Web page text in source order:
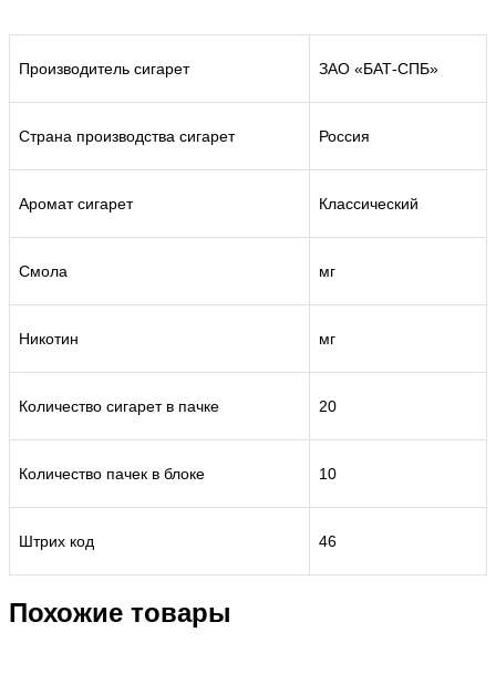
Производитель сигарет ЗАО «БАТ-СПБ»
Страна производства сигарет Россия
Аромат сигарет Классический
Смола мг
Никотин мг
Количество сигарет в пачке 20
Количество пачек в блоке 10
Штрих код 46
Похожие товары